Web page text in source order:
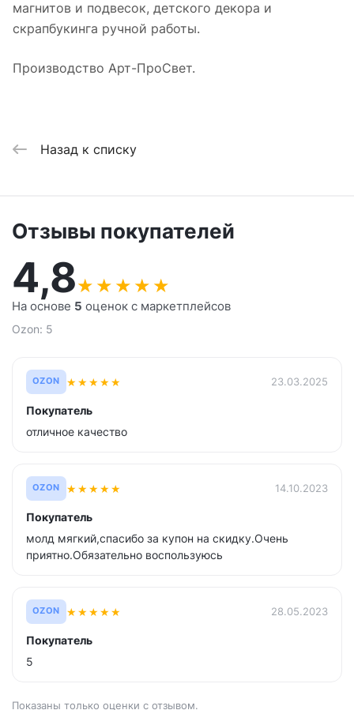
магнитов и подвесок, детского декора и
скрапбукинга ручной работы.
Производство Арт-ПроСвет.
Назад к списку
Отзывы покупателей
4,8★ ★ ★ ★ ★
На основе 5 оценок с маркетплейсов
Ozon: 5
OZON ★★★★★ 23.03.2025
Покупатель
отличное качество
OZON ★★★★★ 14.10.2023
Покупатель
молд мягкий,спасибо за купон на скидку.Очень
приятно.Обязательно воспользуюсь
OZON ★★★★★ 28.05.2023
Покупатель
5
Показаны только оценки с отзывом.